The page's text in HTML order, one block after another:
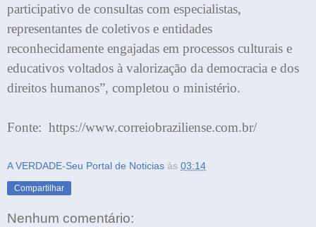
participativo de consultas com especialistas,
representantes de coletivos e entidades
reconhecidamente engajadas em processos culturais e
educativos voltados à valorização da democracia e dos
direitos humanos”, completou o ministério.
Fonte: https://www.correiobraziliense.com.br/
A VERDADE-Seu Portal de Noticias às 03:14
Compartilhar
Nenhum comentário: